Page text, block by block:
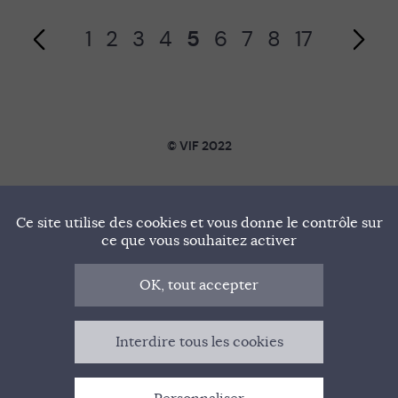
1 2 3 4 5 6 7 8 17
© VIF 2022
SOUTENIR VIF
NOTRE MANIFESTE
QUI SOMMES-NOUS ?
MENTIONS LÉGALES
CONTACT
Ce site utilise des cookies et vous donne le contrôle sur
ce que vous souhaitez activer
OK, tout accepter
Interdire tous les cookies